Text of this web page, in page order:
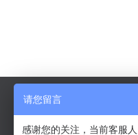
请您留言
感谢您的关注，当前客服